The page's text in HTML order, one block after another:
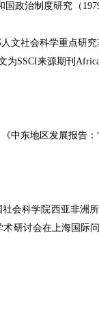
国政治制度研究（
文社会科学重点研究
为SSCI来源期刊
中东地区发展报告：
会科学院西亚非洲
术研讨会在上海国际